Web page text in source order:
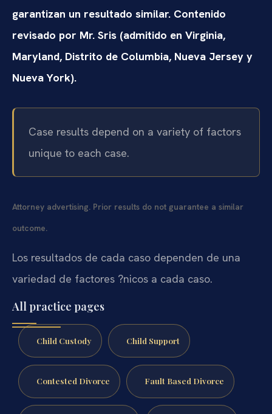
garantizan un resultado similar. Contenido
revisado por Mr. Sris (admitido en Virginia,
Maryland, Distrito de Columbia, Nueva Jersey y
Nueva York).
Case results depend on a variety of factors
unique to each case.
Attorney advertising. Prior results do not guarantee a similar
outcome.
Los resultados de cada caso dependen de una
variedad de factores ?nicos a cada caso.
All practice pages
Child Custody Child Support
Contested Divorce Fault Based Divorce